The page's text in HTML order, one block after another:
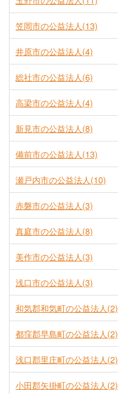
笠岡市の公益法人(13)
井原市の公益法人(4)
総社市の公益法人(6)
高梁市の公益法人(4)
新見市の公益法人(8)
備前市の公益法人(13)
瀬戸内市の公益法人(10)
赤磐市の公益法人(3)
真庭市の公益法人(8)
美作市の公益法人(3)
浅口市の公益法人(3)
和気郡和気町の公益法人(2)
都窪郡早島町の公益法人(2)
浅口郡里庄町の公益法人(2)
小田郡矢掛町の公益法人(2)